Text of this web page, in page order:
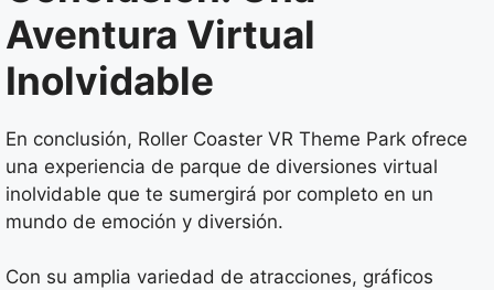
Aventura Virtual
Inolvidable
En conclusión, Roller Coaster VR Theme Park ofrece
una experiencia de parque de diversiones virtual
inolvidable que te sumergirá por completo en un
mundo de emoción y diversión.
Con su amplia variedad de atracciones, gráficos